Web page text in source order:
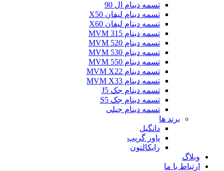
تسمه دینام ال 90
تسمه دینام لیفان X50
تسمه دینام لیفان X60
تسمه دینام MVM 315
تسمه دینام MVM 520
تسمه دینام MVM 530
تسمه دینام MVM 550
تسمه دینام MVM X22
تسمه دینام MVM X33
تسمه دینام جک J5
تسمه دینام جک S5
تسمه دینام جیلی
برند ها
دانگیل
پاور گریپ
رایکالتون
وبلاگ
ارتباط با ما